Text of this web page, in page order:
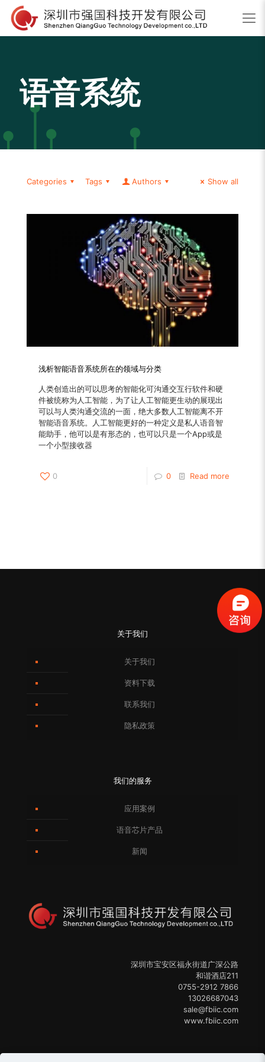
语音系统
Categories Tags Authors Show all
浅析智能语音系统所在的领域与分类
人类创造出的可以思考的智能化可沟通交互行软件和硬
件被统称为人工智能，为了让人工智能更生动的展现出
可以与人类沟通交流的一面，绝大多数人工智能离不开
智能语音系统。人工智能更好的一种定义是私人语音智
能助手，他可以是有形态的，也可以只是一个App或是
一个小型接收器
0 0 Read more
关于我们
关于我们
资料下载
联系我们
隐私政策
我们的服务
应用案例
语音芯片产品
新闻
深圳市宝安区福永街道广深公路
和谐酒店211
0755-2912 7866
13026687043
sale@fbiic.com
www.fbiic.com